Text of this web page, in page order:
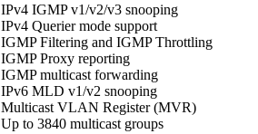
IPv4 IGMP v1/v2/v3 snooping
IPv4 Querier mode support
IGMP Filtering and IGMP Throttling
IGMP Proxy reporting
IGMP multicast forwarding
IPv6 MLD v1/v2 snooping
Multicast VLAN Register (MVR)
Up to 3840 multicast groups